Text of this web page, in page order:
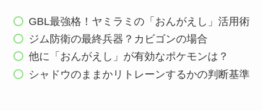
GBL最強格！ヤミラミの「おんがえし」活用術
ジム防衛の最終兵器？カビゴンの場合
他に「おんがえし」が有効なポケモンは？
シャドウのままかリトレーンするかの判断基準